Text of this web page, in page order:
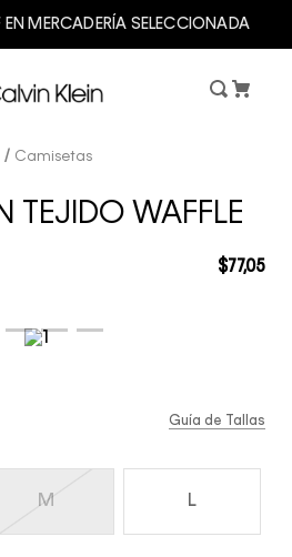
MERCADERÍA SELECCIONADA
Camisetas
TEJIDO WAFFLE
$77,05
M L
Guía de Tallas